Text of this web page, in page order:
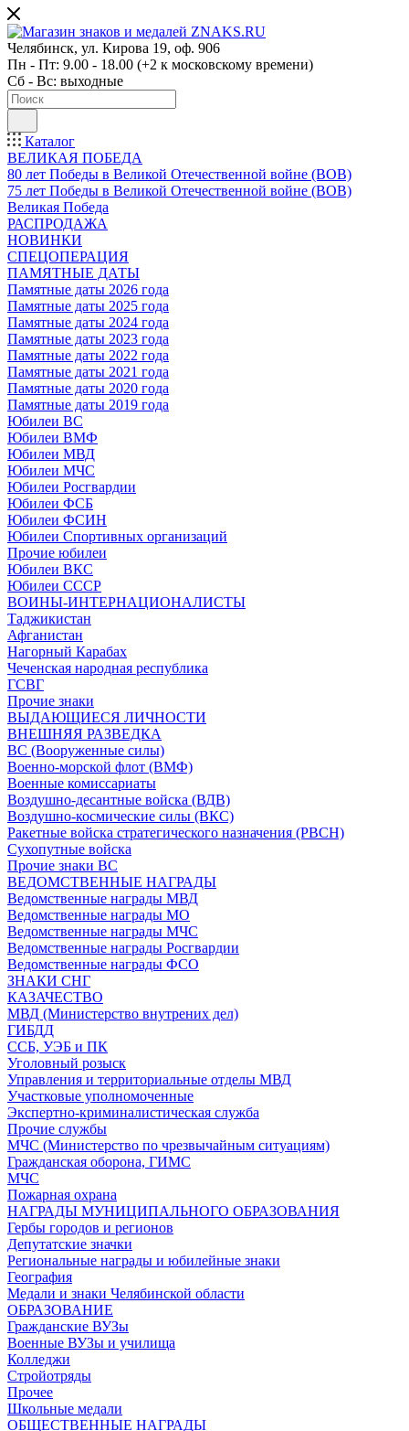
Челябинск, ул. Кирова 19, оф. 906
Пн - Пт: 9.00 - 18.00 (+2 к московскому времени)
Сб - Вс: выходные
Каталог
ВЕЛИКАЯ ПОБЕДА
80 лет Победы в Великой Отечественной войне (ВОВ)
75 лет Победы в Великой Отечественной войне (ВОВ)
Великая Победа
РАСПРОДАЖА
НОВИНКИ
СПЕЦОПЕРАЦИЯ
ПАМЯТНЫЕ ДАТЫ
Памятные даты 2026 года
Памятные даты 2025 года
Памятные даты 2024 года
Памятные даты 2023 года
Памятные даты 2022 года
Памятные даты 2021 года
Памятные даты 2020 года
Памятные даты 2019 года
Юбилеи ВС
Юбилеи ВМФ
Юбилеи МВД
Юбилеи МЧС
Юбилеи Росгвардии
Юбилеи ФСБ
Юбилеи ФСИН
Юбилеи Спортивных организаций
Прочие юбилеи
Юбилеи ВКС
Юбилеи СССР
ВОИНЫ-ИНТЕРНАЦИОНАЛИСТЫ
Таджикистан
Афганистан
Нагорный Карабах
Чеченская народная республика
ГСВГ
Прочие знаки
ВЫДАЮЩИЕСЯ ЛИЧНОСТИ
ВНЕШНЯЯ РАЗВЕДКА
ВС (Вооруженные силы)
Военно-морской флот (ВМФ)
Военные комиссариаты
Воздушно-десантные войска (ВДВ)
Воздушно-космические силы (ВКС)
Ракетные войска стратегического назначения (РВСН)
Сухопутные войска
Прочие знаки ВС
ВЕДОМСТВЕННЫЕ НАГРАДЫ
Ведомственные награды МВД
Ведомственные награды МО
Ведомственные награды МЧС
Ведомственные награды Росгвардии
Ведомственные награды ФСО
ЗНАКИ СНГ
КАЗАЧЕСТВО
МВД (Министерство внутрених дел)
ГИБДД
ССБ, УЭБ и ПК
Уголовный розыск
Управления и территориальные отделы МВД
Участковые уполномоченные
Экспертно-криминалистическая служба
Прочие службы
МЧС (Министерство по чрезвычайным ситуациям)
Гражданская оборона, ГИМС
МЧС
Пожарная охрана
НАГРАДЫ МУНИЦИПАЛЬНОГО ОБРАЗОВАНИЯ
Гербы городов и регионов
Депутатские значки
Региональные награды и юбилейные знаки
География
Медали и знаки Челябинской области
ОБРАЗОВАНИЕ
Гражданские ВУЗы
Военные ВУЗы и училища
Колледжи
Стройотряды
Прочее
Школьные медали
ОБЩЕСТВЕННЫЕ НАГРАДЫ